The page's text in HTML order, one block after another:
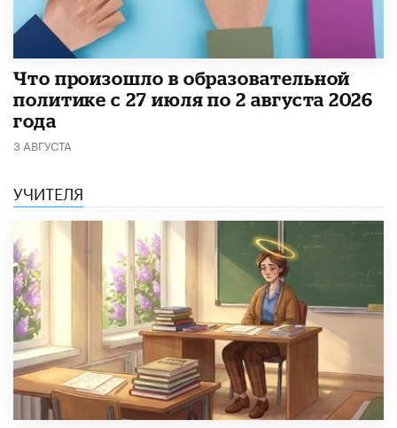
​Что произошло в образовательной
политике с 27 июля по 2 августа 2026
года
3 АВГУСТА
УЧИТЕЛЯ